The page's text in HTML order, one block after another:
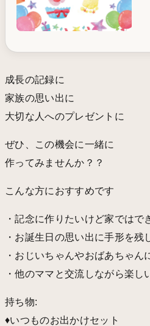
成長の記録に
家族の思い出に
大切な人へのプレゼントに
ぜひ、この機会に一緒に
作ってみませんか？？
こんな方におすすめです
・記念に作りたいけど家ではで
・お誕生日の思い出に手形を残
・おじいちゃんやおばあちゃん
・他のママと交流しながら楽し
持ち物:
♦︎いつものお出かけセット